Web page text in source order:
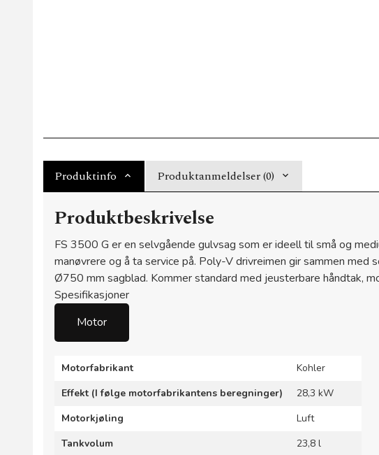
Produktinfo Produktanmeldelser (0)
Produktbeskrivelse
FS 3500 G er en selvgående gulvsag som er ideell til små og
manøvrere og å ta service på. Poly-V drivreimen gir sammen
Ø750 mm sagblad. Kommer standard med jeusterbare håndtak,
Spesifikasjoner
Motor
Motorfabrikant
Kohler
Effekt (I følge motorfabrikantens beregninger)
28,3 kW
Motorkjøling
Luft
Tankvolum
23,8 l